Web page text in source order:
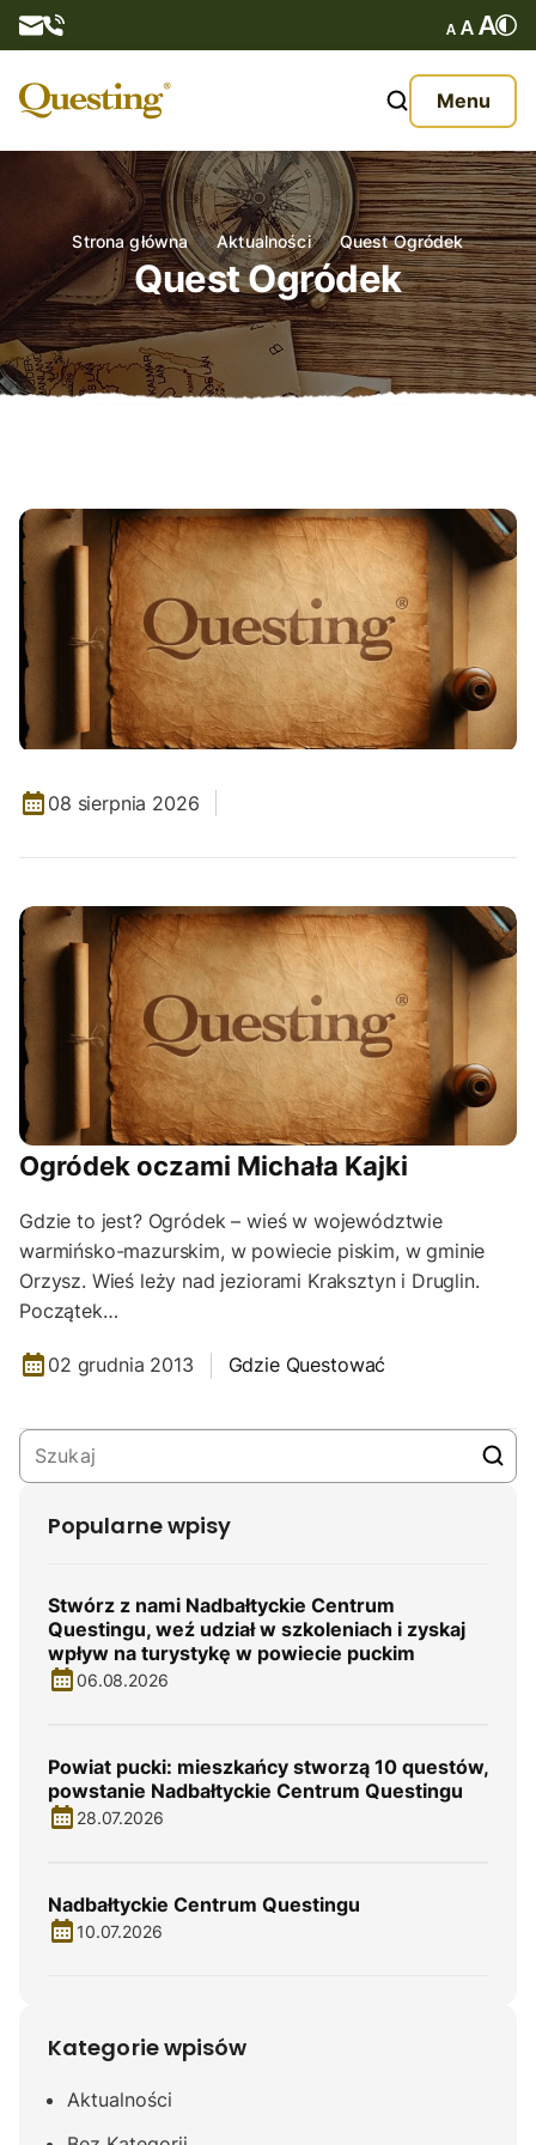
Menu
O nas
Oferta
Aktualności
Kontakt
Strona główna Aktualności Quest Ogródek
Quest Ogródek
08 sierpnia 2026
Ogródek oczami Michała Kajki
Gdzie to jest? Ogródek – wieś w województwie
warmińsko-mazurskim, w powiecie piskim, w gminie
Orzysz. Wieś leży nad jeziorami Kraksztyn i Druglin.
Początek…
02 grudnia 2013 Gdzie Questować
Popularne wpisy
Stwórz z nami Nadbałtyckie Centrum
Questingu, weź udział w szkoleniach i zyskaj
wpływ na turystykę w powiecie puckim
06.08.2026
Powiat pucki: mieszkańcy stworzą 10 questów,
powstanie Nadbałtyckie Centrum Questingu
28.07.2026
Nadbałtyckie Centrum Questingu
10.07.2026
Kategorie wpisów
Aktualności